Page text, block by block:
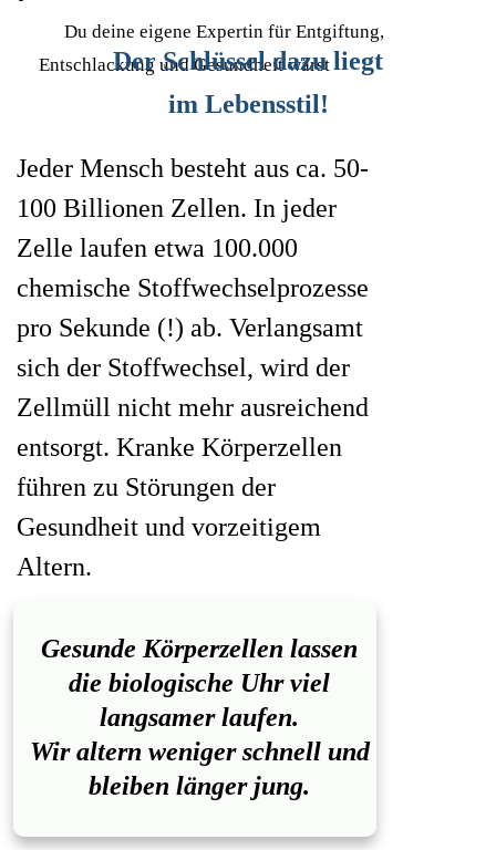
Du deine eigene Expertin für Entgiftung,
Entschlackung und Gesundheit wärst
Der Schlüssel dazu liegt
im Lebensstil!
Jeder Mensch besteht aus ca. 50-
100 Billionen Zellen. In jeder
Zelle laufen etwa 100.000
chemische Stoffwechselprozesse
pro Sekunde (!) ab. Verlangsamt
sich der Stoffwechsel, wird der
Zellmüll nicht mehr ausreichend
entsorgt. Kranke Körperzellen
führen zu Störungen der
Gesundheit und vorzeitigem
Altern.
Gesunde Körperzellen lassen
die biologische Uhr viel
langsamer laufen.
Wir altern weniger schnell und
bleiben länger jung.